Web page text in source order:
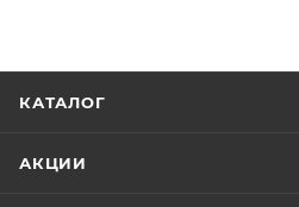
КАТАЛОГ
АКЦИИ